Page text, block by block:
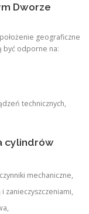
Dworze
geograficzne
być odporne na:
technicznych,
cylindrów
mechaniczne,
zanieczyszczeniami,